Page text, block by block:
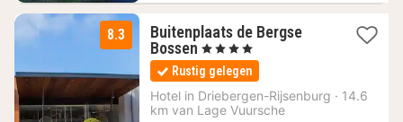
8.3
Buitenplaats de Bergse
Bossen 1
nacht
vanaf
79,09
€
, 4 Sterren
Rustig gelegen
Hotel in Driebergen-Rijsenburg · 14.6
km van Lage Vuursche